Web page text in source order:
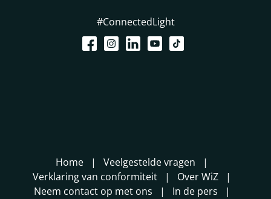
#ConnectedLight
Home
Veelgestelde vragen
Verklaring van conformiteit
Over WiZ
Neem contact op met ons
In de pers